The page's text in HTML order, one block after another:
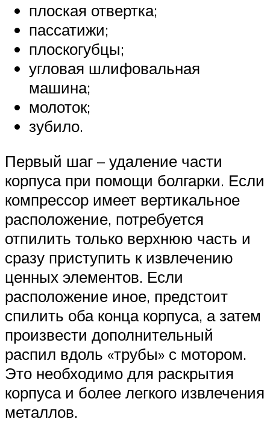
плоская отвертка;
пассатижи;
плоскогубцы;
угловая шлифовальная
машина;
молоток;
зубило.
Первый шаг – удаление части
корпуса при помощи болгарки. Если
компрессор имеет вертикальное
расположение, потребуется
отпилить только верхнюю часть и
сразу приступить к извлечению
ценных элементов. Если
расположение иное, предстоит
спилить оба конца корпуса, а затем
произвести дополнительный
распил вдоль «трубы» с мотором.
Это необходимо для раскрытия
корпуса и более легкого извлечения
металлов.